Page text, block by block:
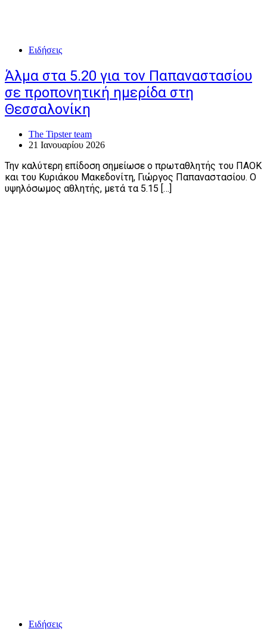
Ειδήσεις
Άλμα στα 5.20 για τον Παπαναστασίου
σε προπονητική ημερίδα στη
Θεσσαλονίκη
The Tipster team
21 Ιανουαρίου 2026
Την καλύτερη επίδοση σημείωσε ο πρωταθλητής του ΠΑΟΚ
και του Κυριάκου Μακεδονίτη, Γιώργος Παπαναστασίου. Ο
υψηλόσωμος αθλητής, μετά τα 5.15 […]
Ειδήσεις